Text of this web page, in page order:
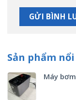
Sản phẩm
Máy